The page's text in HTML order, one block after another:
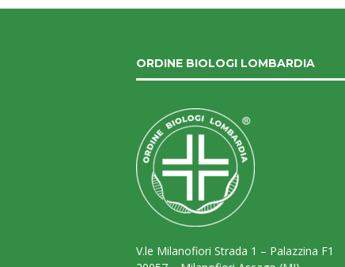
ORDINE BIOLOGI LOMBARDIA
V.le Milanofiori Strada 1 – Palazzina F1